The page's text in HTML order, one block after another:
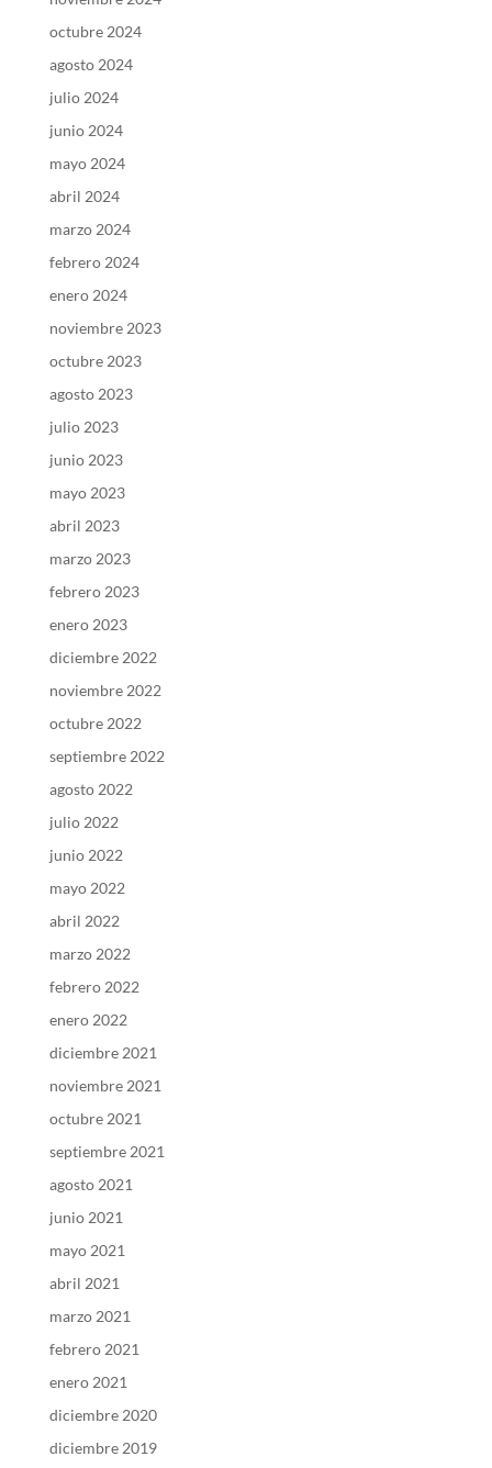
octubre 2024
agosto 2024
julio 2024
junio 2024
mayo 2024
abril 2024
marzo 2024
febrero 2024
enero 2024
noviembre 2023
octubre 2023
agosto 2023
julio 2023
junio 2023
mayo 2023
abril 2023
marzo 2023
febrero 2023
enero 2023
diciembre 2022
noviembre 2022
octubre 2022
septiembre 2022
agosto 2022
julio 2022
junio 2022
mayo 2022
abril 2022
marzo 2022
febrero 2022
enero 2022
diciembre 2021
noviembre 2021
octubre 2021
septiembre 2021
agosto 2021
junio 2021
mayo 2021
abril 2021
marzo 2021
febrero 2021
enero 2021
diciembre 2020
diciembre 2019